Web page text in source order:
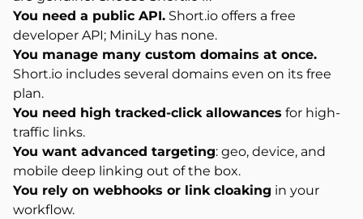
You need a public API. Short.io offers a free
developer API; MiniLy has none.
You manage many custom domains at once.
Short.io includes several domains even on its free
plan.
You need high tracked-click allowances for high-
traffic links.
You want advanced targeting: geo, device, and
mobile deep linking out of the box.
You rely on webhooks or link cloaking in your
workflow.